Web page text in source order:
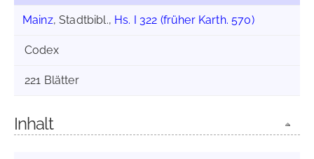
Mainz, Stadtbibl., Hs. I 322 (früher Karth. 570)
Codex
221 Blätter
Inhalt